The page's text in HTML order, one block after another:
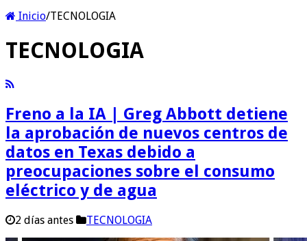
Inicio/TECNOLOGIA
TECNOLOGIA
Freno a la IA | Greg Abbott detiene
la aprobación de nuevos centros de
datos en Texas debido a
preocupaciones sobre el consumo
eléctrico y de agua
2 días antes TECNOLOGIA